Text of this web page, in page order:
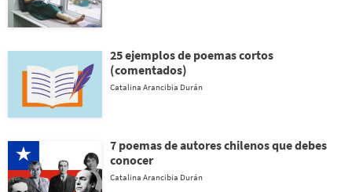
25 ejemplos de poemas cortos
(comentados)
Catalina Arancibia Durán
7 poemas de autores chilenos que debes
conocer
Catalina Arancibia Durán